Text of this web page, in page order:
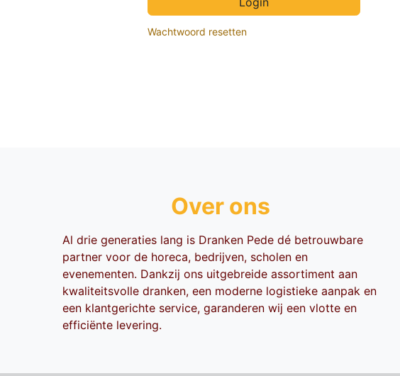
Wachtwoord resetten
Over ons
Al drie generaties lang is Dranken Pede dé betrouwbare
partner voor de horeca, bedrijven, scholen en
evenementen. Dankzij ons uitgebreide assortiment aan
kwaliteitsvolle dranken, een moderne logistieke aanpak en
een klantgerichte service, garanderen wij een vlotte en
efficiënte levering.